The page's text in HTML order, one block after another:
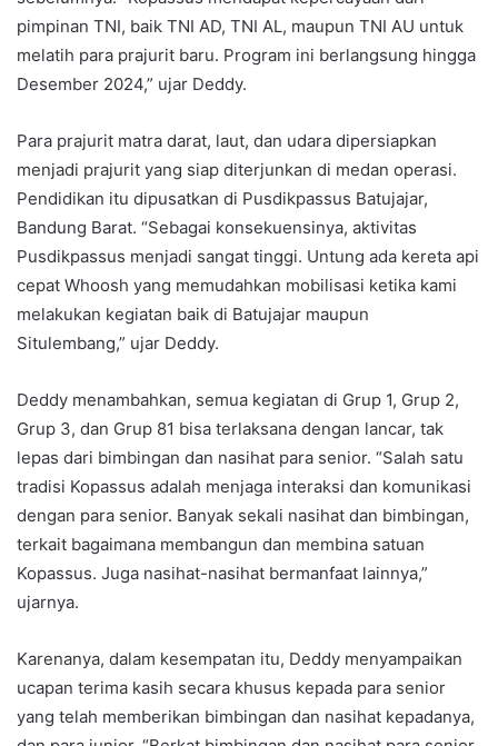
pimpinan TNI, baik TNI AD, TNI AL, maupun TNI AU untuk
melatih para prajurit baru. Program ini berlangsung hingga
Desember 2024,” ujar Deddy.
Para prajurit matra darat, laut, dan udara dipersiapkan
menjadi prajurit yang siap diterjunkan di medan operasi.
Pendidikan itu dipusatkan di Pusdikpassus Batujajar,
Bandung Barat. “Sebagai konsekuensinya, aktivitas
Pusdikpassus menjadi sangat tinggi. Untung ada kereta api
cepat Whoosh yang memudahkan mobilisasi ketika kami
melakukan kegiatan baik di Batujajar maupun
Situlembang,” ujar Deddy.
Deddy menambahkan, semua kegiatan di Grup 1, Grup 2,
Grup 3, dan Grup 81 bisa terlaksana dengan lancar, tak
lepas dari bimbingan dan nasihat para senior. “Salah satu
tradisi Kopassus adalah menjaga interaksi dan komunikasi
dengan para senior. Banyak sekali nasihat dan bimbingan,
terkait bagaimana membangun dan membina satuan
Kopassus. Juga nasihat-nasihat bermanfaat lainnya,”
ujarnya.
Karenanya, dalam kesempatan itu, Deddy menyampaikan
ucapan terima kasih secara khusus kepada para senior
yang telah memberikan bimbingan dan nasihat kepadanya,